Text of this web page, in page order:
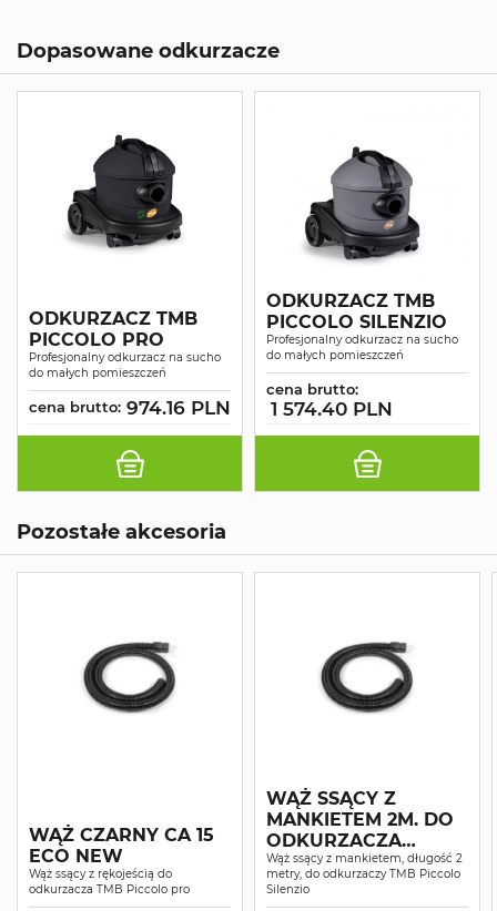
Dopasowane odkurzacze
ODKURZACZ TMB
PICCOLO PRO
Profesjonalny odkurzacz na sucho
do małych pomieszczeń
cena brutto: 974.16 PLN
ODKURZACZ TMB
PICCOLO SILENZIO
Profesjonalny odkurzacz na sucho
do małych pomieszczeń
cena brutto:
1 574.40 PLN
Pozostałe akcesoria
WĄŻ CZARNY CA 15
ECO NEW
Wąż ssący z rękojeścią do
odkurzacza TMB Piccolo pro
WĄŻ SSĄCY Z
MANKIETEM 2M. DO
ODKURZACZA
PICCOLO SILENZIO
Wąż ssący z mankietem, długość 2
metry, do odkurzaczy TMB Piccolo
Silenzio